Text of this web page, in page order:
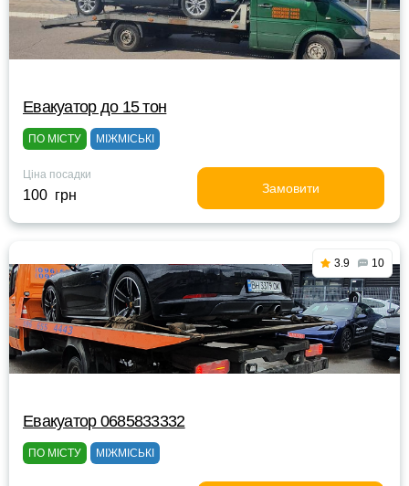
Евакуатор до 15 тон
ПО МІСТУ МІЖМІСЬКІ
Ціна посадки
100 грн Замовити
3.9 10
Евакуатор 0685833332
ПО МІСТУ МІЖМІСЬКІ